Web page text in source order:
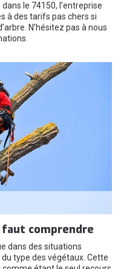
le 74150, l’entreprise
à des tarifs pas chers si
N’hésitez pas à nous
faut comprendre
dans des situations
type des végétaux. Cette